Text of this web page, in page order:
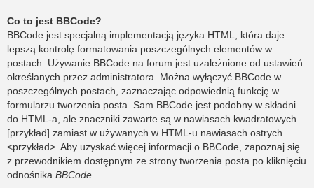
Co to jest BBCode?
BBCode jest specjalną implementacją języka HTML, która daje
lepszą kontrolę formatowania poszczególnych elementów w
postach. Używanie BBCode na forum jest uzależnione od ustawień
określanych przez administratora. Można wyłączyć BBCode w
poszczególnych postach, zaznaczając odpowiednią funkcję w
formularzu tworzenia posta. Sam BBCode jest podobny w składni
do HTML-a, ale znaczniki zawarte są w nawiasach kwadratowych
[przykład] zamiast w używanych w HTML-u nawiasach ostrych
<przykład>. Aby uzyskać więcej informacji o BBCode, zapoznaj się
z przewodnikiem dostępnym ze strony tworzenia posta po kliknięciu
odnośnika BBCode